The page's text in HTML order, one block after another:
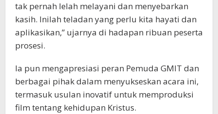
tak pernah lelah melayani dan menyebarkan
kasih. Inilah teladan yang perlu kita hayati dan
aplikasikan,” ujarnya di hadapan ribuan peserta
prosesi.
Ia pun mengapresiasi peran Pemuda GMIT dan
berbagai pihak dalam menyukseskan acara ini,
termasuk usulan inovatif untuk memproduksi
film tentang kehidupan Kristus.